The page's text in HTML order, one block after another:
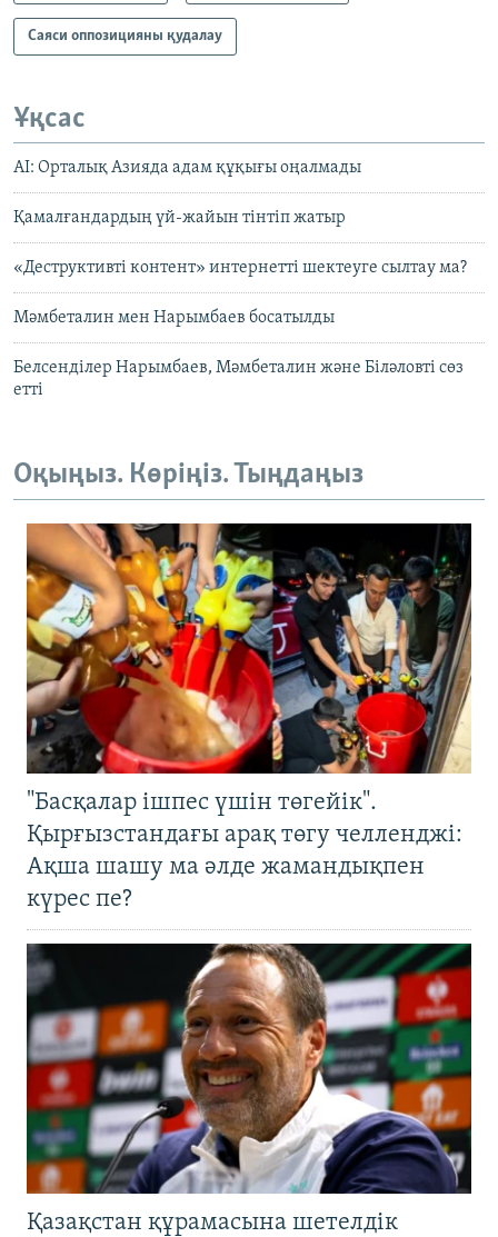
Саяси оппозицияны қудалау
Ұқсас
AI: Орталық Азияда адам құқығы оңалмады
Қамалғандардың үй-жайын тінтіп жатыр
«Деструктивті контент» интернетті шектеуге сылтау ма?
Мәмбеталин мен Нарымбаев босатылды
Белсенділер Нарымбаев, Мәмбеталин және Біләловті сөз
етті
Оқыңыз. Көріңіз. Тыңдаңыз
"Басқалар ішпес үшін төгейік".
Қырғызстандағы арақ төгу челленджі:
Ақша шашу ма әлде жамандықпен
күрес пе?
Қазақстан құрамасына шетелдік